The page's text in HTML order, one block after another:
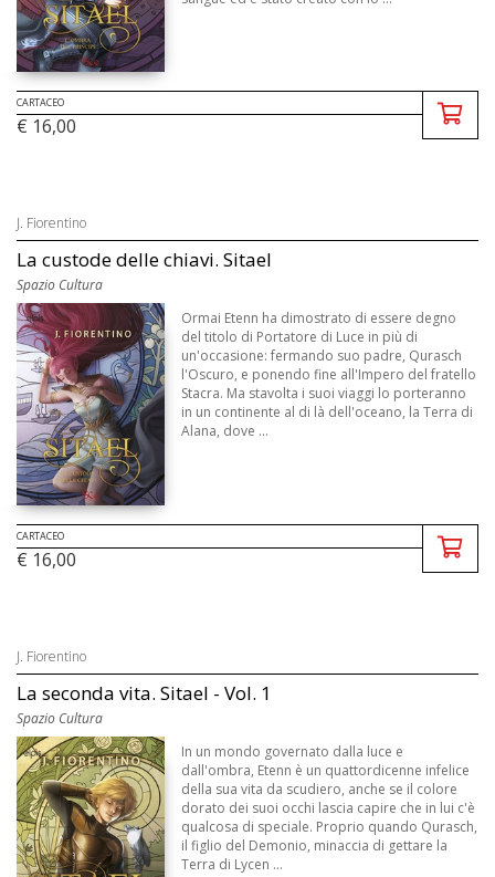
CARTACEO
€ 16,00
J. Fiorentino
La custode delle chiavi. Sitael
Spazio Cultura
Ormai Etenn ha dimostrato di essere degno
del titolo di Portatore di Luce in più di
un'occasione: fermando suo padre, Qurasch
l'Oscuro, e ponendo fine all'Impero del fratello
Stacra. Ma stavolta i suoi viaggi lo porteranno
in un continente al di là dell'oceano, la Terra di
Alana, dove ...
CARTACEO
€ 16,00
J. Fiorentino
La seconda vita. Sitael - Vol. 1
Spazio Cultura
In un mondo governato dalla luce e
dall'ombra, Etenn è un quattordicenne infelice
della sua vita da scudiero, anche se il colore
dorato dei suoi occhi lascia capire che in lui c'è
qualcosa di speciale. Proprio quando Qurasch,
il figlio del Demonio, minaccia di gettare la
Terra di Lycen ...